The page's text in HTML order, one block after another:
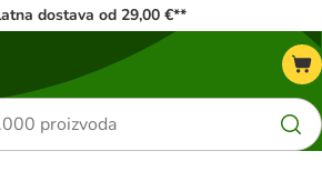
dostava od 29,00 €**